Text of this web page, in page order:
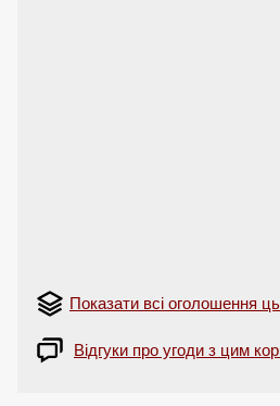
Показати всі оголошення
Відгуки про угоди з цим